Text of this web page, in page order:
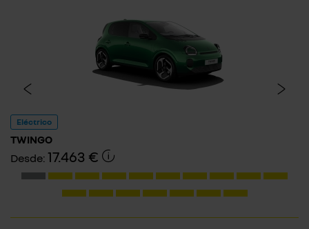
Eléctrico
TWINGO
Desde: 17.463 €